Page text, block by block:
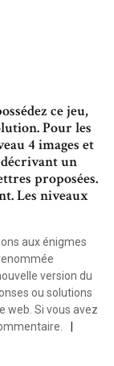
ce jeu,
Pour les
4 images et
un
proposées.
Les niveaux
aux énigmes
version du
ou solutions
web. Si vous avez